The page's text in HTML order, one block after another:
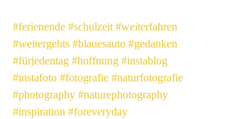
#ferienende #schulzeit #weiterfahren
#weitergehts #blauesauto #gedanken
#fürjedentag #hoffnung #instablog
#instafoto #fotografie #naturfotografie
#photography #naturephotography
#inspiration #foreveryday